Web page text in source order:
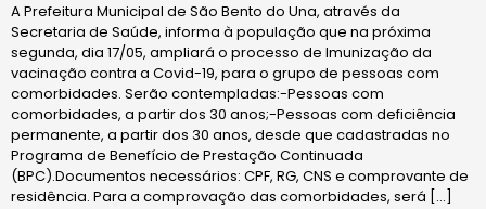
A Prefeitura Municipal de São Bento do Una, através da
Secretaria de Saúde, informa à população que na próxima
segunda, dia 17/05, ampliará o processo de Imunização da
vacinação contra a Covid-19, para o grupo de pessoas com
comorbidades. Serão contempladas:-Pessoas com
comorbidades, a partir dos 30 anos;-Pessoas com deficiência
permanente, a partir dos 30 anos, desde que cadastradas no
Programa de Benefício de Prestação Continuada
(BPC).Documentos necessários: CPF, RG, CNS e comprovante de
residência. Para a comprovação das comorbidades, será […]